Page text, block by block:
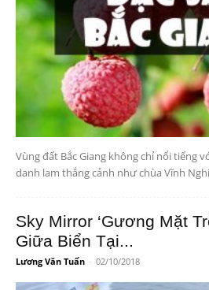
Vùng đất Bắc Giang không chỉ nổi tiếng
danh lam thắng cảnh như chùa Vĩnh
Sky Mirror ‘Gương Mặt
Giữa Biển Tại...
Lương Văn Tuấn - 02/10/2018